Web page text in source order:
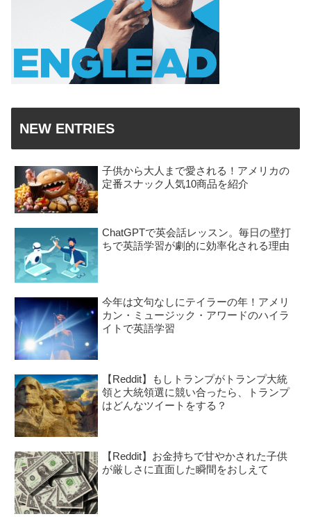
NEW ENTRIES
子供から大人まで愛される！アメリカの
定番スナック人気10商品を紹介
ChatGPTで英会話レッスン。毎日の壁打
ちで英語学習が劇的に効率化される理由
今年は文句なしにテイラーの年！アメリ
カン・ミュージック・アワードのハイラ
イトで英語学習
【Reddit】もしトランプがトランプ大統
領と大統領選に競い合ったら、トランプ
はどんなツイートをする？
【Reddit】お金持ちで甘やかされた子供
が厳しさに直面した瞬間をおしえて